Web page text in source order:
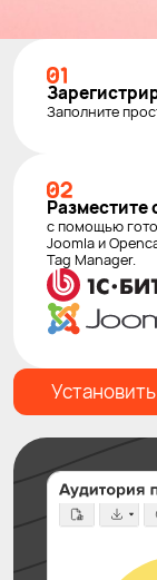
Заполните
Разместите
с помощью
Joomla и
Tag Manager.